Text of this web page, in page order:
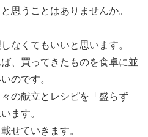
思うことはありませんか。
なくてもいいと思います。
、買ってきたものを食卓に並
のです。
の献立とレシピを「盛らず
ます。
せていきます。